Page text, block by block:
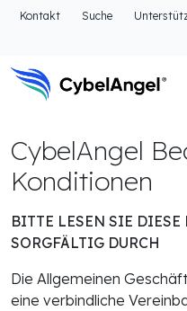
Zum Kopfbereich
Zur Suche gehen
Zum Fußbereich
Kontakt Suche
Hauptnavigation
CybelAngel
Konditionen
BITTE LESEN SIE
SORGFÄLTIG DURCH
Die Allgemeinen
eine verbindliche